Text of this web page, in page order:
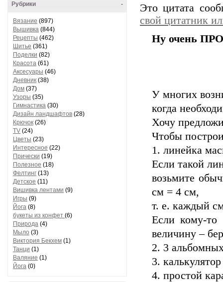
-
Рубрики
Вязание (897)
Вышивка (844)
Рецепты (462)
Шитье (361)
Поделки (82)
Красота (61)
Аксесуары (46)
Дневник (38)
Дом (37)
Узоры (35)
Гимнастика (30)
Дизайн ландшафтов (28)
Крючок (26)
TV (24)
Цветы (23)
Интересное (22)
Прически (19)
Полезное (18)
Фелтинг (13)
Детское (11)
Вишивка лентами (9)
Игры (9)
Йога (8)
букеты из конфет (6)
Природа (4)
Мыло (3)
Виктория Бекхем (1)
Танци (1)
Валяние (1)
Йога (0)
Это цитата
свой цитатник
Ну очень
У многих
когда
Хочу
Чтобы
1. линейка
Если такой
возьмите
см = 4 см,
т. е. каждый
Если кому-то
величину –
2. 3
3. калькулятор
4. простой